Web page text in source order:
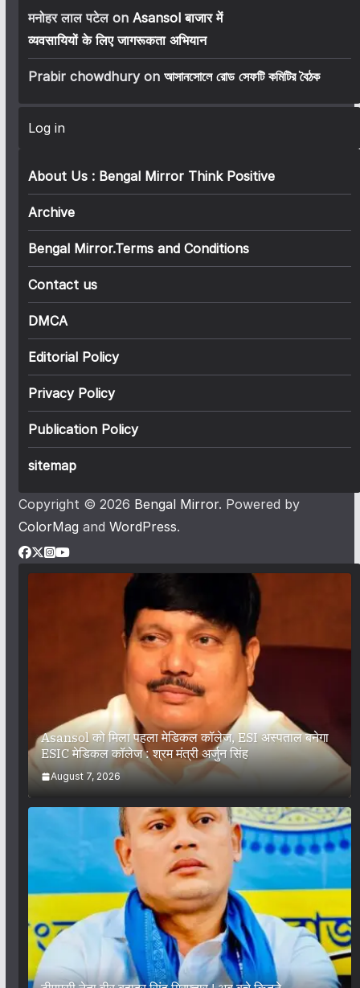
मनोहर लाल पटेलon Asansol बाजार में
व्यवसायियों के लिए जागरूकता अभियान
Prabir chowdhuryon আসানসোলে রোড সেফটি কমিটির বৈঠক
Log in
About Us : Bengal Mirror Think Positive
Archive
Bengal Mirror.Terms and Conditions
Contact us
DMCA
Editorial Policy
Privacy Policy
Publication Policy
sitemap
Copyright © 2026 Bengal Mirror. Powered by
ColorMag and WordPress.
Asansol को मिला पहला मेडिकल कॉलेज, ESI अस्पताल बनेगा
ESIC मेडिकल कॉलेज : श्रम मंत्री अर्जुन सिंह
August 7, 2026